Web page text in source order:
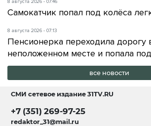
8 августа 2026 - 07:46
Самокатчик попал под колёса
8 августа 2026 - 07:13
Пенсионерка переходила дорогу
неположенном месте и попала
все новости
СМИ сетевое издание31TV.RU
+7 (351) 269-97-25
redaktor_31@mail.ru